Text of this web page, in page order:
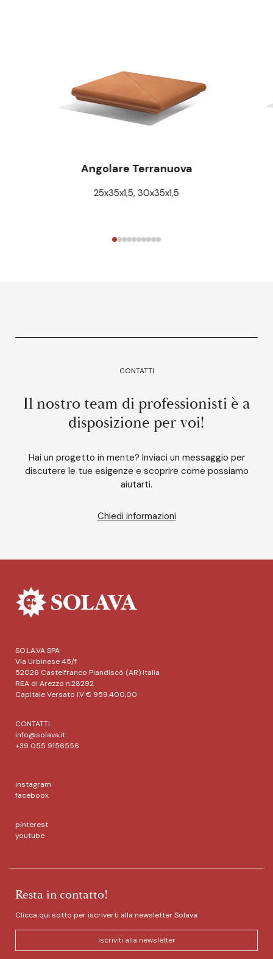
Angolare Terranuova
25x35x1,5, 30x35x1,5
CONTATTI
Il nostro team di professionisti è a
disposizione per voi!
Hai un progetto in mente? Inviaci un messaggio per
discutere le tue esigenze e scoprire come possiamo
aiutarti.
Chiedi informazioni
SO.LA.VA SPA
Via Urbinese 45/f
52026 Castelfranco Piandiscò (AR) Italia
REA di Arezzo n.28292
Capitale Versato I.V € 959.400,00
CONTATTI
info@solava.it
+39 055 9156556
instagram
facebook
pinterest
youtube
Resta in contatto!
Clicca qui sotto per iscriverti alla newsletter Solava
Iscriviti alla newsletter